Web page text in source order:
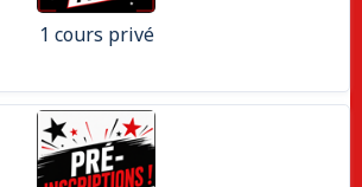
1 cours privé